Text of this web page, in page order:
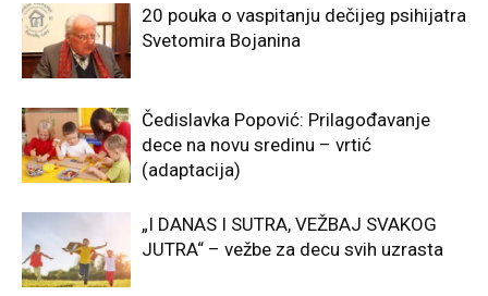
20 pouka o vaspitanju dečijeg psihijatra
Svetomira Bojanina
Čedislavka Popović: Prilagođavanje
dece na novu sredinu – vrtić
(adaptacija)
„I DANAS I SUTRA, VEŽBAJ SVAKOG
JUTRA“ – vežbe za decu svih uzrasta